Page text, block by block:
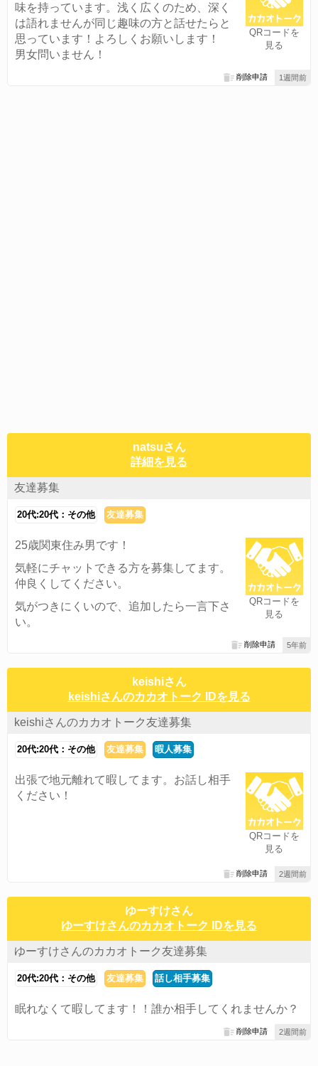
QRコードを
見る
味を持っています。浅く広くのため、深く
は語れませんが同じ趣味の方と話せたらと
思っています！よろしくお願いします！
男女問いません！
1週間前
削除申請
natsuさん
詳細を見る
友達募集
20代:20代：その他 友達募集
QRコードを
見る
25歳関東住み男です！
気軽にチャットできる方を募集してます。
仲良くしてください。
気がつきにくいので、追加したら一言下さ
い。
5年前
削除申請
keishiさん
keishiさんのカカオトーク IDを見る
keishiさんのカカオトーク友達募集
20代:20代：その他 友達募集 暇人募集
QRコードを
見る
出張で地元離れて暇してます。お話し相手
ください！
2週間前
削除申請
ゆーすけさん
ゆーすけさんのカカオトーク IDを見る
ゆーすけさんのカカオトーク友達募集
20代:20代：その他 友達募集 話し相手募集
眠れなくて暇してます！！誰か相手してくれませんか？
2週間前
削除申請